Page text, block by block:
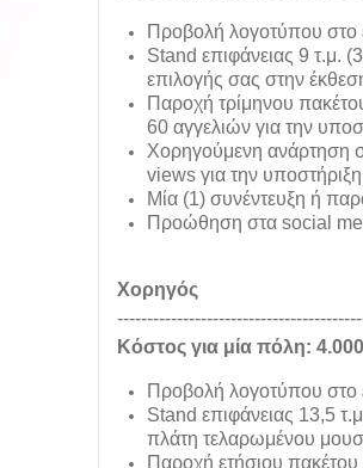
Προβολή λογοτύπου στο
Stand επιφάνειας 9 τ.μ.
επιλογής σας στην
Παροχή τρίμηνου
60 αγγελιών για την
Χορηγούμενη ανάρτηση
views για την
Μία (1) συνέντευξη ή
Π ροώθηση στα social
Χορηγός
Κόστος για μία πόλη:
Προβολή λογοτύπου στο
Stand επιφάνειας 13,5
πλάτη τελαρωμένου
Παροχή ετήσιου πακέτου